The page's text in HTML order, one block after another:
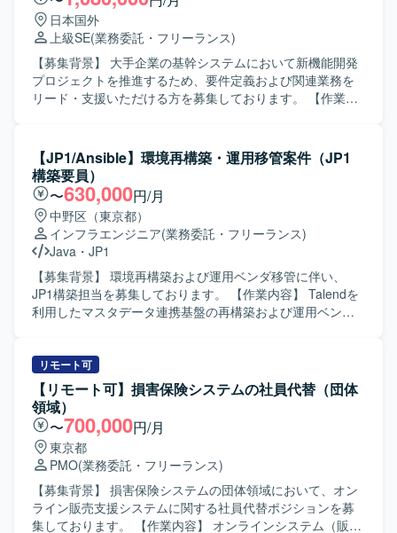
日本国外
上級SE(業務委託・フリーランス)
【募集背景】 大手企業の基幹システムにおいて新機能開発
プロジェクトを推進するため、要件定義および関連業務を
リード・支援いただける方を募集しております。 【作業内
係システムとの仕様調整を行いながら、要件定義工程を中
心にプロジェクト推進を支援していただきます。 各種設計
書レビューに向けた検討や、要件定義書・設計書などのド
キュメント作成・レビューもご担当いただきます。 また、
会議のファシリテーションや論点整理、関係者間の合意形
成を主体的に進めていただきます。 【求める人物像】 シス
テム開発の上流工程に強みを持ち、開発経験を背景に要件
定義・設計・開発寄りの実務に継続して関わってこられた
方を求めております。 論理的思考力をもとに課題や論点を
構造化し、関係者へ分かりやすく説明できる方を歓迎いた
ンを取りながら、要望を整理し開発側へ適切に落とし込め
る方を想定しています。 【ポジションの魅力】 大手企業の
基幹システムにおける新機能開発プロジェクトに上流工程
から関わることができ、ビジネス部門と開発側の双方に近
い立場で価値提供できるポジションです。 要件定義や設
計、各種レビューを通じて、システム全体の構造理解や業
務知見を深めることができます。 リーダー枠として参画い
ただく場合は、要件定義や仕様調整をリードしながら、開
発メンバーとの技術的な対話を通じてプロジェクトを推進
する経験を積むことができます。 【開発環境】 基幹システ
【JP1/Ansible】環境再構築・運用移管案件（JP1
構築要員）
〜630,000円/月
中野区（東京都）
インフラエンジニア(業務委託・フリーランス)
Java ・ JP1
【募集背景】 環境再構築および運用ベンダ移管に伴い、
JP1構築担当を募集しております。 【作業内容】 Talendを
利用したマスタデータ連携基盤の再構築および運用ベンダ
ます。 JP1-IM担当の方には、JP1-IMによる監視設計・構
築、REST／Ping／プロセス／リソース監視設定、イベント
監視およびWebhook連携設定、環境別運用ルール整理
（DEV／DR／本番）、環境構築・テスト・運用設計・運用
ツール開発支援などをお任せいたします。 JP1-AJS担当の
方には、Service起動停止・運転再開、系切替・LB片寄せ、
リグレッション試験やハッシュ比較によるマスタ正常性確
認、処理時間推移・Java-GC推移・JOB実行時短時間性能
推移の確認、ログローテや性能情報収集の実行処理、バッ
クアップなどをお任せいたします。 【求める人物像】 顧客
リモート可
【リモート可】損害保険システムの社員代替（団体
領域）
〜700,000円/月
東京都
PMO(業務委託・フリーランス)
【募集背景】 損害保険システムの団体領域において、オン
ライン販売支援システムに関する社員代替ポジションを募
集しております。 【作業内容】 オンラインシステム（販売